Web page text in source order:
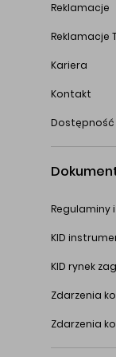
Reklamacje
Reklamacje
Kariera
Kontakt
Dostępność
Regulaminy
KID
KID rynek
Zdarzenia
Zdarzenia